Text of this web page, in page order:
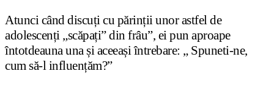
Atunci când discuți cu părinții unor astfel de
adolescenți „scăpați” din frâu”, ei pun aproape
întotdeauna una și aceeași întrebare: „ Spuneti-ne,
cum să-l influențăm?”